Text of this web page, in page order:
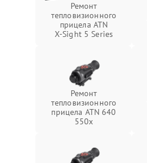
Ремонт
тепловизионного
прицела ATN
X‑Sight 5 Series
Ремонт
тепловизионного
прицела ATN 640
550x